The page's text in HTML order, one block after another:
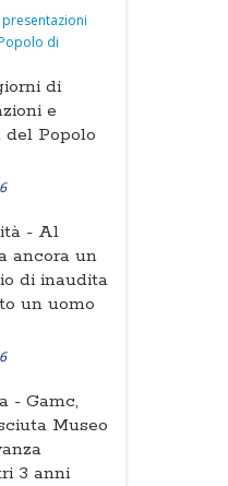
di
e
del Popolo
- Al
ancora un
di inaudita
un uomo
- Gamc,
Museo
3 anni